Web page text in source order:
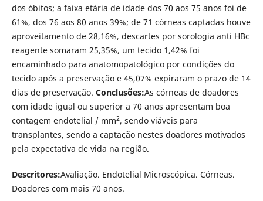
dos óbitos; a faixa etária de idade dos 70 aos 75 anos foi de
61%, dos 76 aos 80 anos 39%; de 71 córneas captadas houve
aproveitamento de 28,16%, descartes por sorologia anti HBc
reagente somaram 25,35%, um tecido 1,42% foi
encaminhado para anatomopatológico por condições do
tecido após a preservação e 45,07% expiraram o prazo de 14
dias de preservação. Conclusões:As córneas de doadores
com idade igual ou superior a 70 anos apresentam boa
contagem endotelial / mm2, sendo viáveis para
transplantes, sendo a captação nestes doadores motivados
pela expectativa de vida na região.
Descritores:Avaliação. Endotelial Microscópica. Córneas.
Doadores com mais 70 anos.